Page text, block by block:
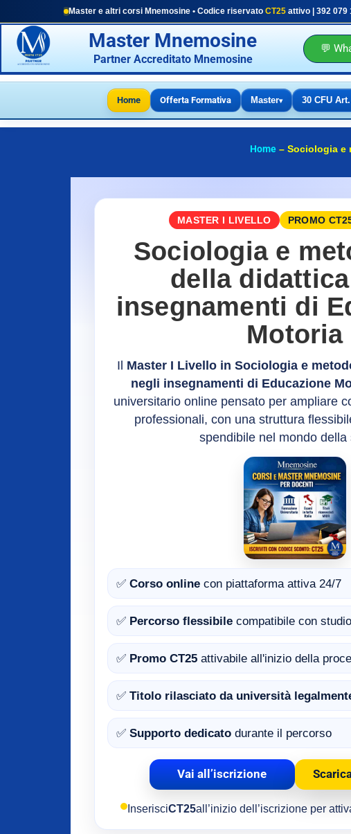
Master e altri corsi Mnemosine • Codice riservato CT25 attivo | 392 079
Master Mnemosine
Partner Accreditato Mnemosine
💬
Home Offerta Formativa Master▾ 30 CFU
Home – Sociologia e
MASTER I LIVELLO PROMO
Sociologia e
della
insegnamenti di
Motoria
Il Master I Livello in Sociologia e
negli insegnamenti di Educazione
universitario online pensato per ampliare
professionali, con una struttura
spendibile nel mondo della
✅ Corso online con piattaforma attiva 24/7
✅ Percorso flessibile compatibile con
✅ Promo CT25 attivabile all'inizio della
✅ Titolo rilasciato da università
✅ Supporto dedicato durante il percorso
Vai all’iscrizione
InserisciCT25all’inizio dell’iscrizione per